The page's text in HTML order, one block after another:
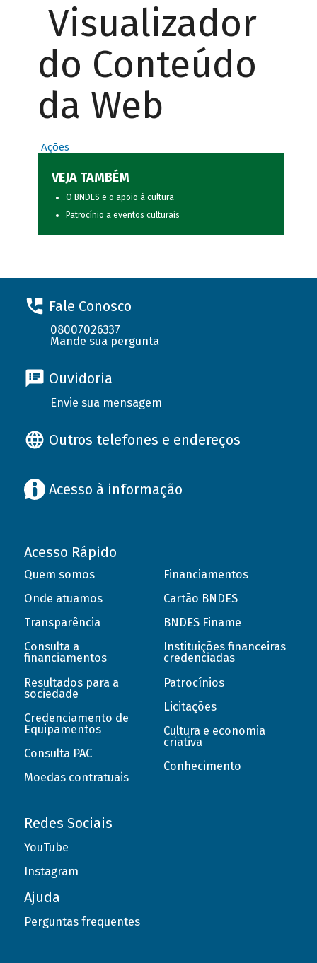
Visualizador
do Conteúdo
da Web
Ações
VEJA TAMBÉM
O BNDES e o apoio à cultura
Patrocínio a eventos culturais
Fale Conosco
08007026337
Mande sua pergunta
Ouvidoria
Envie sua mensagem
Outros telefones e endereços
Acesso à informação
Acesso Rápido
Quem somos
Onde atuamos
Transparência
Consulta a
financiamentos
Resultados para a
sociedade
Credenciamento de
Equipamentos
Consulta PAC
Moedas contratuais
Financiamentos
Cartão BNDES
BNDES Finame
Instituições financeiras
credenciadas
Patrocínios
Licitações
Cultura e economia
criativa
Conhecimento
Redes Sociais
YouTube
Instagram
Ajuda
Perguntas frequentes